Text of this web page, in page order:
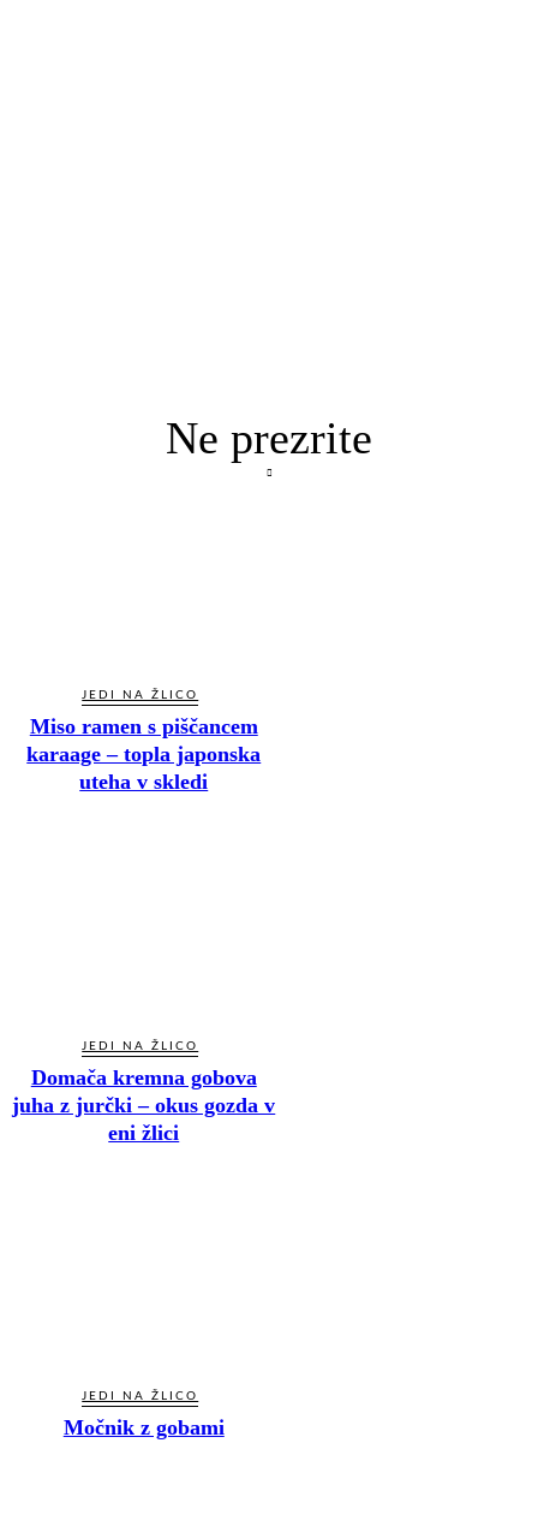
Ne prezrite
JEDI NA ŽLICO
Miso ramen s piščancem
karaage – topla japonska
uteha v skledi
JEDI NA ŽLICO
Domača kremna gobova
juha z jurčki – okus gozda v
eni žlici
JEDI NA ŽLICO
Močnik z gobami